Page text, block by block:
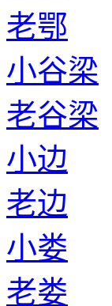
老鄂
小谷梁
老谷梁
小边
老边
小娄
老娄